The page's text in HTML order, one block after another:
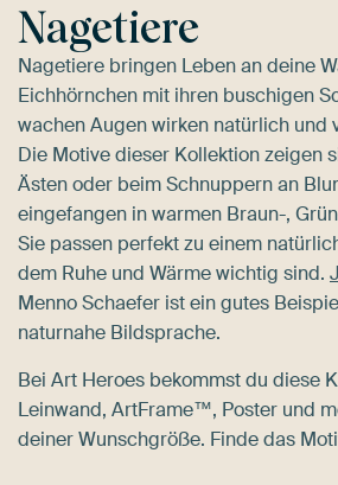
Nagetiere
Nagetiere bringen Leben an deine
Eichhörnchen mit ihren buschigen
wachen Augen wirken natürlich und
Die Motive dieser Kollektion zeigen
Ästen oder beim Schnuppern an
eingefangen in warmen Braun-,
Sie passen perfekt zu einem
dem Ruhe und Wärme wichtig sind.
Menno Schaefer ist ein gutes
naturnahe Bildsprache.
Bei Art Heroes bekommst du diese
Leinwand, ArtFrame™, Poster und
deiner Wunschgröße. Finde das